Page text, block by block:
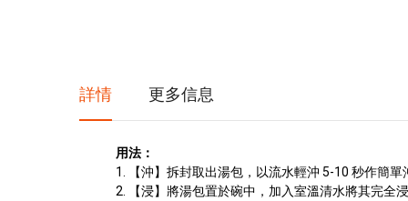
詳情 更多信息
用法：
1. 【沖】拆封取出湯包，以流水輕沖 5-10 秒作簡單
2. 【浸】將湯包置於碗中，加入室溫清水將其完全